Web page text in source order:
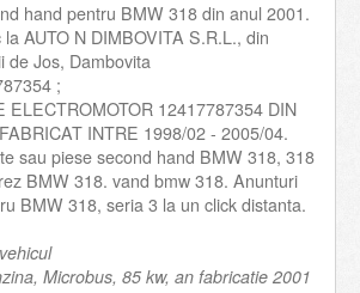
hand pentru BMW 318 din anul 2001.
AUTO N DIMBOVITA S.R.L., din
de Jos, Dambovita
;
ELECTROMOTOR 12417787354 DIN
INTRE 1998/02 - 2005/04.
sau piese second hand BMW 318, 318
BMW 318. vand bmw 318. Anunturi
BMW 318, seria 3 la un click distanta.
Microbus, 85 kw, an fabricatie 2001